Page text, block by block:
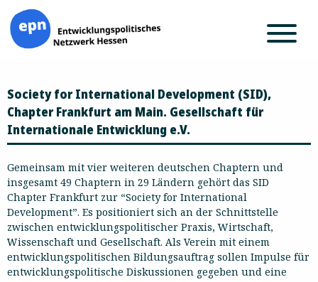
Inhalt
springen
Society for International Development (SID),
Chapter Frankfurt am Main. Gesellschaft für
Internationale Entwicklung e.V.
Gemeinsam mit vier weiteren deutschen Chaptern und
insgesamt 49 Chaptern in 29 Ländern gehört das SID
Chapter Frankfurt zur “Society for International
Development”. Es positioniert sich an der Schnittstelle
zwischen entwicklungspolitischer Praxis, Wirtschaft,
Wissenschaft und Gesellschaft. Als Verein mit einem
entwicklungspolitischen Bildungsauftrag sollen Impulse für
entwicklungspolitische Diskussionen gegeben und eine